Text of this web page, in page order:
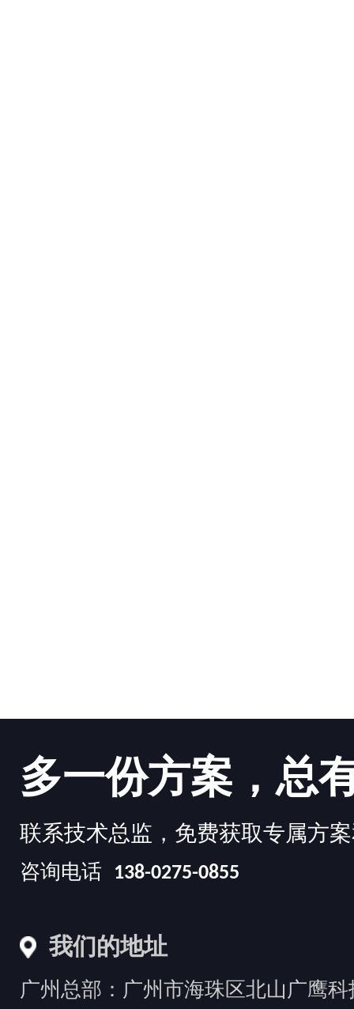
多一份方案，总
联系技术总监，免费获取专属方
咨询电话 138-0275-0855
我们的地址
广州总部：广州市海珠区北山广鹰科